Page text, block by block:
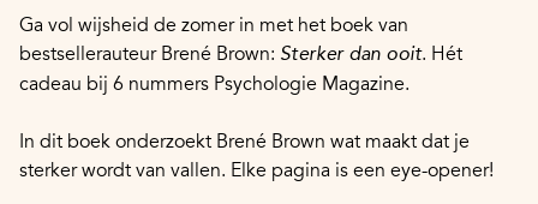
Ga vol wijsheid de zomer in met het boek van
bestsellerauteur Brené Brown: Sterker dan ooit. Hét
cadeau bij 6 nummers Psychologie Magazine.
In dit boek onderzoekt Brené Brown wat maakt dat je
sterker wordt van vallen. Elke pagina is een eye-opener!